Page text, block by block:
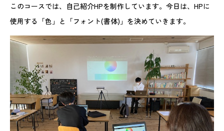
このコースでは、自己紹介HPを制作しています。今日は、HPに
使用する「色」と「フォント(書体)」を決めていきます。